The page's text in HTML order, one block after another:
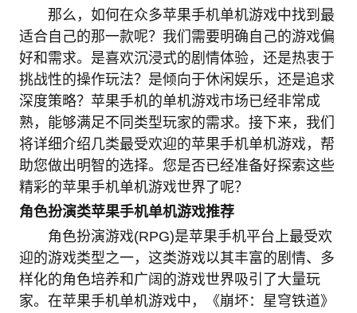
那么，如何在众多苹果手机单机游戏中找到最
适合自己的那一款呢？我们需要明确自己的游戏偏
好和需求。是喜欢沉浸式的剧情体验，还是热衷于
挑战性的操作玩法？是倾向于休闲娱乐，还是追求
深度策略？苹果手机的单机游戏市场已经非常成
熟，能够满足不同类型玩家的需求。接下来，我们
将详细介绍几类最受欢迎的苹果手机单机游戏，帮
助您做出明智的选择。您是否已经准备好探索这些
精彩的苹果手机单机游戏世界了呢？
角色扮演类苹果手机单机游戏推荐
角色扮演游戏(RPG)是苹果手机平台上最受欢
迎的游戏类型之一，这类游戏以其丰富的剧情、多
样化的角色培养和广阔的游戏世界吸引了大量玩
家。在苹果手机单机游戏中，《崩坏：星穹铁道》